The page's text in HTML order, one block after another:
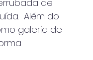
de
Além do
galeria de